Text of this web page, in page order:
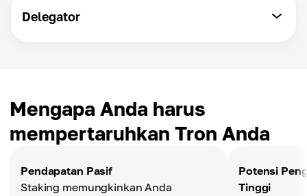
Delegator
Mengapa Anda harus
mempertaruhkan Tron Anda
Pendapatan Pasif
Staking memungkinkan Anda
Potensi
Tinggi